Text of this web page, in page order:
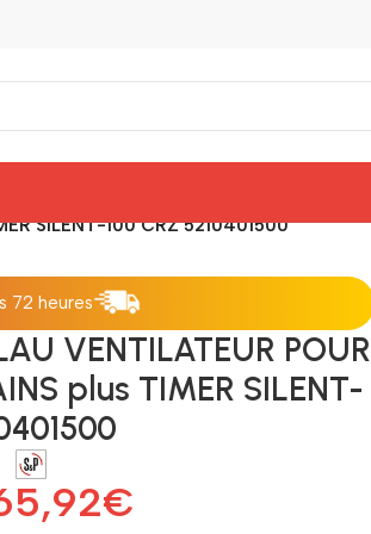
SILENT-100 CRZ 5210401500
72 heures
VENTILATEUR POUR
plus TIMER SILENT-
€